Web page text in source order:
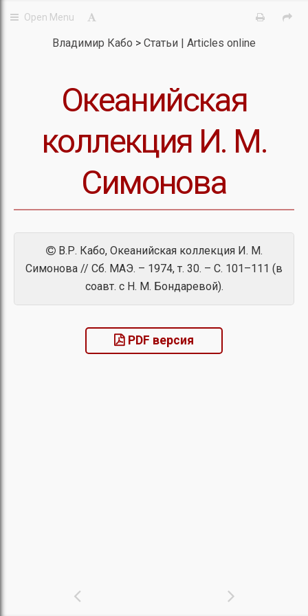
Владимир Кабо Статьи | Articles online
Океанийская
коллекция И. М.
Симонова
В.Р. Кабо, Океанийская коллекция И. М.
Симонова // Сб. МАЭ. – 1974, т. 30. – С. 101–111 (в
соавт. с Н. М. Бондаревой).
PDF версия